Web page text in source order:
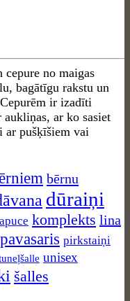
no maigas
bagātīgu rakstu un
ir izadīti
ar ko sasiet
ar pušķīšiem vai
bērnu
dūraiņi
komplekts lina
pavasaris pirkstaiņi
unisex
šalles